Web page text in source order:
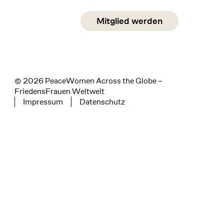
Social Media
linkedin
Mitglied werden
© 2026 PeaceWomen Across the Globe –
FriedensFrauen Weltweit
Tertiary navigation
Impressum Datenschutz